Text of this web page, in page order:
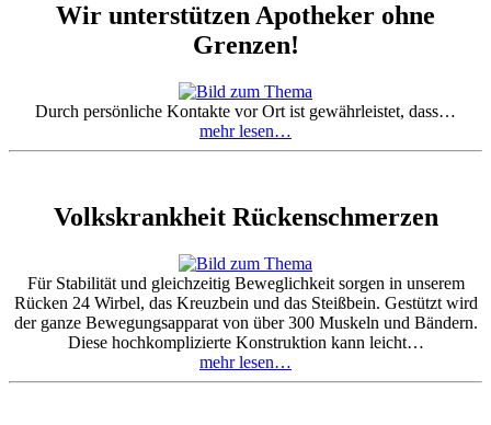
Wir unterstützen Apotheker ohne
Grenzen!
Durch persönliche Kontakte vor Ort ist gewährleistet, dass…
mehr lesen…
Volkskrankheit Rückenschmerzen
Für Stabilität und gleichzeitig Beweglichkeit sorgen in unserem
Rücken 24 Wirbel, das Kreuzbein und das Steißbein. Gestützt wird
der ganze Bewegungsapparat von über 300 Muskeln und Bändern.
Diese hochkomplizierte Konstruktion kann leicht…
mehr lesen…